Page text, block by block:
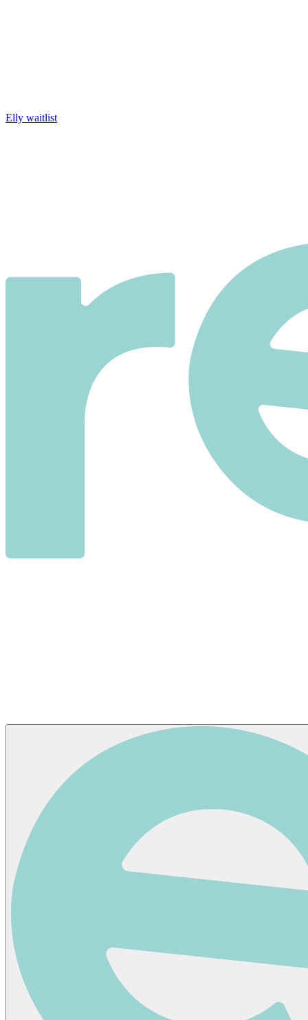
Elly waitlist